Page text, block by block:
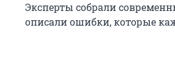
Эксперты собрали
описали ошибки, которые